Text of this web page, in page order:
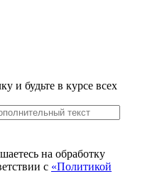
и будьте в курсе всех
на обработку
с «Политикой